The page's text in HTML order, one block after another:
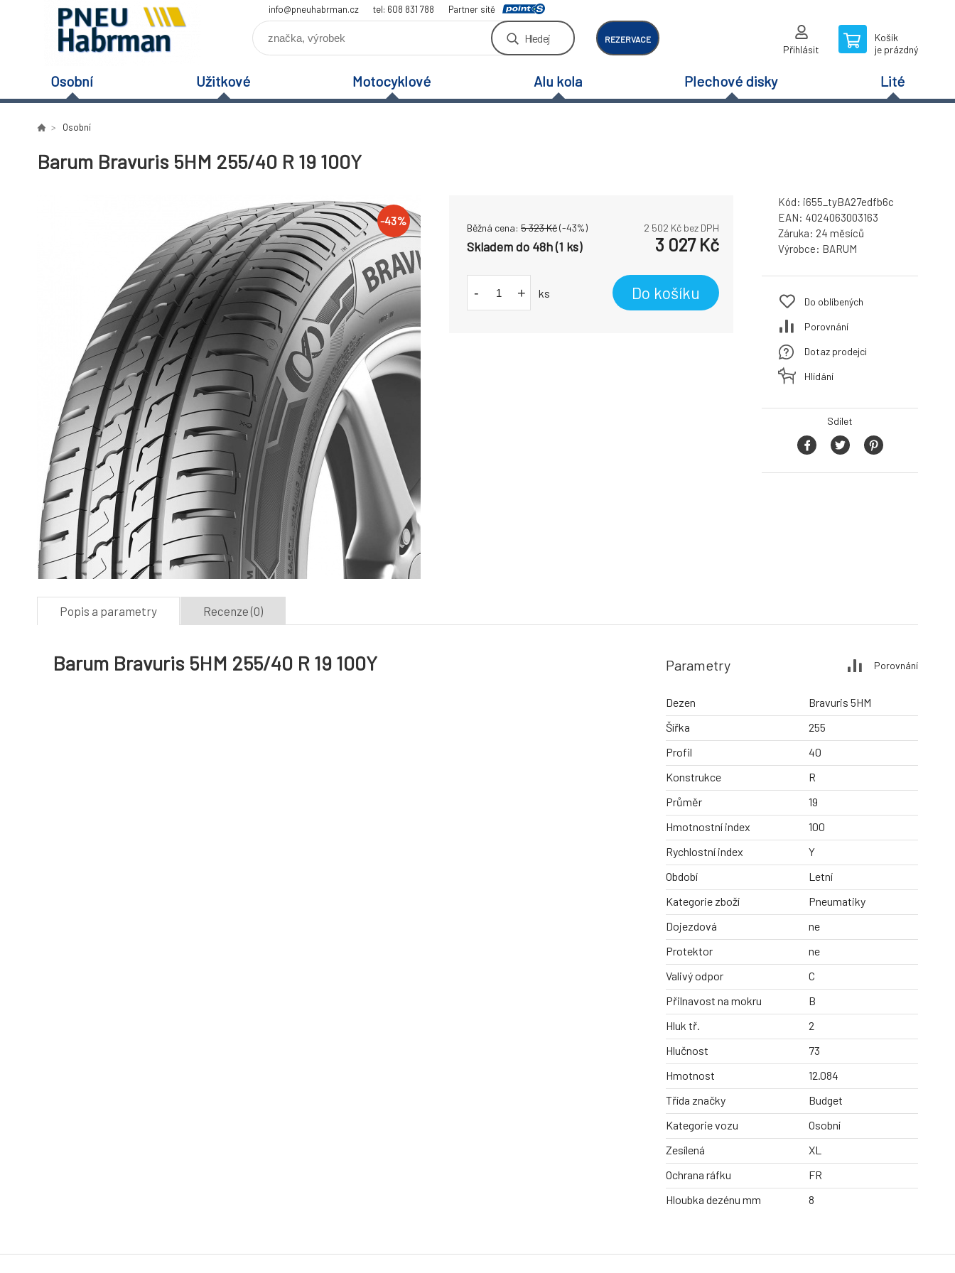
info@pneuhabrman.cz tel: 608 831 788 Partner sítě
Hledej REZERVACE
Přihlásit
Košík
je prázdný
Osobní Užitkové Motocyklové Alu kola Plechové disky Lité
Osobní
Barum Bravuris 5HM 255/40 R 19 100Y
-43%
Běžná cena: 5 323Kč(-43%) 2 502 Kč bez DPH
Skladem do 48h (1 ks) 3 027Kč
- + ks Do košíku
Kód: i655_tyBA27edfb6c
EAN: 4024063003163
Záruka: 24 měsíců
Výrobce: BARUM
Do oblíbených
Porovnání
Dotaz prodejci
Hlídání
Sdílet
Popis a parametry Recenze (0)
Barum Bravuris 5HM 255/40 R 19 100Y Parametry Porovnání
Dezen
Bravuris 5HM
Šířka
255
Profil
40
Konstrukce
R
Průměr
19
Hmotnostní index
100
Rychlostní index
Y
Období
Letní
Kategorie zboží
Pneumatiky
Dojezdová
ne
Protektor
ne
Valivý odpor
C
Přilnavost na mokru
B
Hluk tř.
2
Hlučnost
73
Hmotnost
12.084
Třída značky
Budget
Kategorie vozu
Osobní
Zesílená
XL
Ochrana ráfku
FR
Hloubka dezénu mm
8